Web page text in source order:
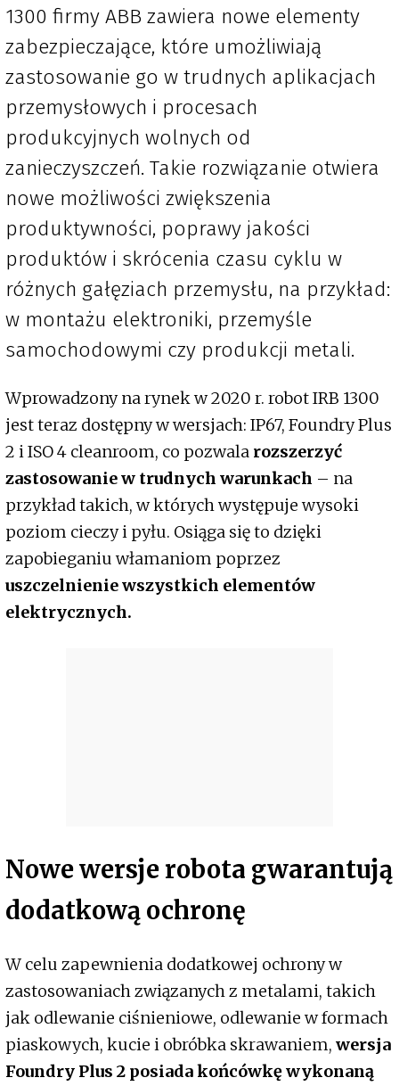
1300 firmy ABB zawiera nowe elementy
zabezpieczające, które umożliwiają
zastosowanie go w trudnych aplikacjach
przemysłowych i procesach
produkcyjnych wolnych od
zanieczyszczeń. Takie rozwiązanie otwiera
nowe możliwości zwiększenia
produktywności, poprawy jakości
produktów i skrócenia czasu cyklu w
różnych gałęziach przemysłu, na przykład:
w montażu elektroniki, przemyśle
samochodowymi czy produkcji metali.
Wprowadzony na rynek w 2020 r. robot IRB 1300
jest teraz dostępny w wersjach: IP67, Foundry Plus
2 i ISO 4 cleanroom, co pozwala rozszerzyć
zastosowanie w trudnych warunkach – na
przykład takich, w których występuje wysoki
poziom cieczy i pyłu. Osiąga się to dzięki
zapobieganiu włamaniom poprzez
uszczelnienie wszystkich elementów
elektrycznych.
Nowe wersje robota gwarantują
dodatkową ochronę
W celu zapewnienia dodatkowej ochrony w
zastosowaniach związanych z metalami, takich
jak odlewanie ciśnieniowe, odlewanie w formach
piaskowych, kucie i obróbka skrawaniem, wersja
Foundry Plus 2 posiada końcówkę wykonaną